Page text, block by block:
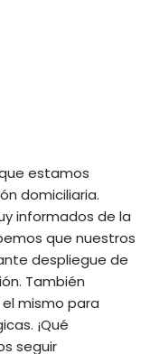
estamos
domiciliaria.
informados de la
que nuestros
despliegue de
También
mismo para
¡Qué
seguir